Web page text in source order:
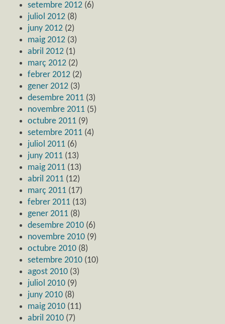
setembre 2012 (6)
juliol 2012 (8)
juny 2012 (2)
maig 2012 (3)
abril 2012 (1)
març 2012 (2)
febrer 2012 (2)
gener 2012 (3)
desembre 2011 (3)
novembre 2011 (5)
octubre 2011 (9)
setembre 2011 (4)
juliol 2011 (6)
juny 2011 (13)
maig 2011 (13)
abril 2011 (12)
març 2011 (17)
febrer 2011 (13)
gener 2011 (8)
desembre 2010 (6)
novembre 2010 (9)
octubre 2010 (8)
setembre 2010 (10)
agost 2010 (3)
juliol 2010 (9)
juny 2010 (8)
maig 2010 (11)
abril 2010 (7)